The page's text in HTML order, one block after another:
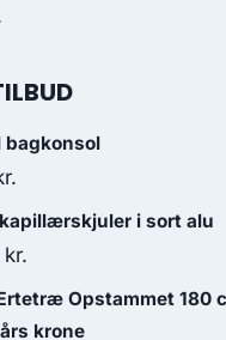
bagkonsol
i sort alu
kr.
Opstammet 180
krone